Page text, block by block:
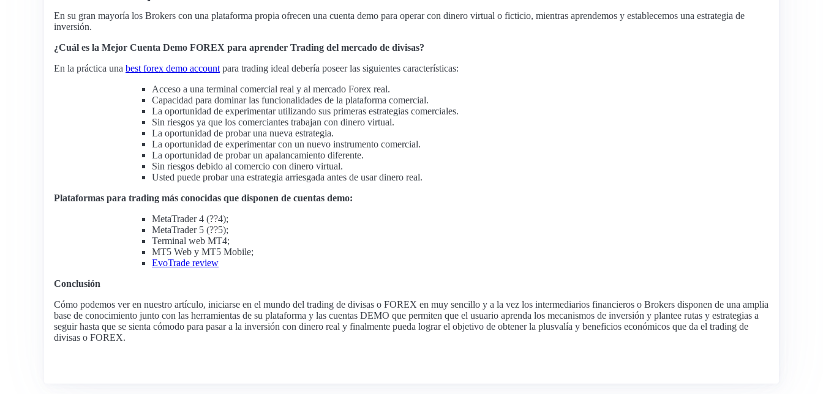
En su gran mayoría los Brokers con una plataforma propia ofrecen una cuenta demo para operar con dinero virtual o ficticio, mientras aprendemos y establecemos una estrategia de
inversión.
¿Cuál es la Mejor Cuenta Demo FOREX para aprender Trading del mercado de divisas?
En la práctica una best forex demo account para trading ideal debería poseer las siguientes características:
Acceso a una terminal comercial real y al mercado Forex real.
Capacidad para dominar las funcionalidades de la plataforma comercial.
La oportunidad de experimentar utilizando sus primeras estrategias comerciales.
Sin riesgos ya que los comerciantes trabajan con dinero virtual.
La oportunidad de probar una nueva estrategia.
La oportunidad de experimentar con un nuevo instrumento comercial.
La oportunidad de probar un apalancamiento diferente.
Sin riesgos debido al comercio con dinero virtual.
Usted puede probar una estrategia arriesgada antes de usar dinero real.
Plataformas para trading más conocidas que disponen de cuentas demo:
MetaTrader 4 (??4);
MetaTrader 5 (??5);
Terminal web MT4;
MT5 Web y MT5 Mobile;
EvoTrade review
Conclusión
Cómo podemos ver en nuestro artículo, iniciarse en el mundo del trading de divisas o FOREX en muy sencillo y a la vez los intermediarios financieros o Brokers disponen de una amplia
base de conocimiento junto con las herramientas de su plataforma y las cuentas DEMO que permiten que el usuario aprenda los mecanismos de inversión y plantee rutas y estrategias a
seguir hasta que se sienta cómodo para pasar a la inversión con dinero real y finalmente pueda lograr el objetivo de obtener la plusvalía y beneficios económicos que da el trading de
divisas o FOREX.